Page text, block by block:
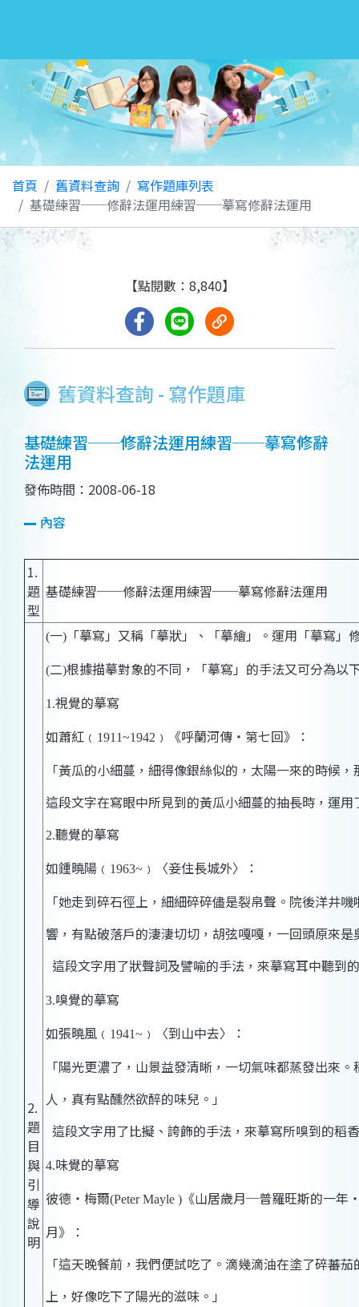
首頁 舊資料查詢
寫作題庫列表
基礎練習──修辭法運用練習──摹寫修辭法運用
舊資料查詢 - 寫作題庫
【點閱數：8,840】
基礎練習──修辭法運用練習──摹寫修辭
法運用
發佈時間：2008-06-18
內容
1.
題
型
基礎練習──修辭法運用練習──摹寫修辭法運用
2.
題
目
與
引
導
說
明
(一) 「摹寫」又稱「摹狀」、「摹繪」。運用「摹寫
(二)根據描摹對象的不同，「摹寫」的手法又可分為以
1.視覺的摹寫
如蕭紅﹙ 1911~1942 ﹚《呼蘭河傳‧第七回》：
「黃瓜的小細蔓，細得像銀絲似的，太陽一來的時候
這段文字在寫眼中所見到的黃瓜小細蔓的抽長時，運
2.聽覺的摹寫
如鍾曉陽﹙ 1963~ ﹚〈妾住長城外〉：
「她走到碎石徑上，細細碎碎儘是裂帛聲。院後洋井嘰
響，有點破落戶的淒淒切切，胡弦嘎嘎，一回頭原來
這段文字用了狀聲詞及譬喻的手法，來摹寫耳中聽到
3.嗅覺的摹寫
如張曉風﹙ 1941~ ﹚〈到山中去〉：
「陽光更濃了，山景益發清晰，一切氣味都蒸發出來。
人，真有點醺然欲醉的味兒。」
這段文字用了比擬、誇飾的手法，來摹寫所嗅到的稻
4.味覺的摹寫
彼德‧梅爾(Peter Mayle ) 《山居歲月─普羅旺斯的一年
月》：
「這天晚餐前，我們便試吃了。滴幾滴油在塗了碎蕃茄
上，好像吃下了陽光的滋味。」